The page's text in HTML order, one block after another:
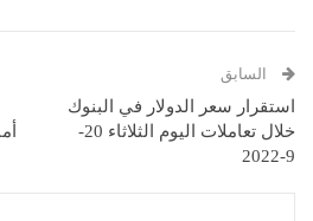
السابق
استقرار سعر الدولار في البنوك
خلال تعاملات اليوم الثلاثاء 20-
9-2022